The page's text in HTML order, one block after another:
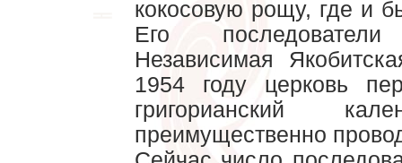
кокосовую рощу, где и
Его
Независимая
1954 году церковь
григорианский
преимущественно